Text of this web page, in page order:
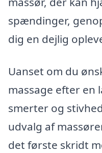
spændinger,
dig en dejlig
Uanset om du
massage efter en
smerter og
udvalg af
det første skridt